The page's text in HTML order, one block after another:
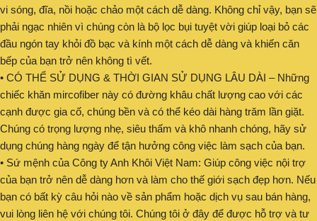
vi sóng, đĩa, nồi hoặc chảo một cách dễ dàng. Không chỉ vậy, bạn sẽ
phải ngạc nhiên vì chúng còn là bộ lọc bụi tuyệt vời giúp loại bỏ các
đầu ngón tay khỏi đồ bạc và kính một cách dễ dàng và khiến căn
bếp của bạn trở nên không tì vết.
• CÓ THỂ SỬ DỤNG & THỜI GIAN SỬ DỤNG LÂU DÀI – Những
chiếc khăn mircofiber này có đường khâu chất lượng cao với các
cạnh được gia cố, chúng bền và có thể kéo dài hàng trăm lần giặt.
Chúng có trọng lượng nhẹ, siêu thấm và khô nhanh chóng, hãy sử
dụng chúng hàng ngày để tận hưởng công việc làm sạch của bạn.
• Sứ mệnh của Công ty Anh Khôi Việt Nam: Giúp công việc nội trợ
của bạn trở nên dễ dàng hơn và làm cho thế giới sạch đẹp hơn. Nếu
bạn có bất kỳ câu hỏi nào về sản phẩm hoặc dịch vụ sau bán hàng,
vui lòng liên hệ với chúng tôi. Chúng tôi ở đây để được hỗ trợ và tư